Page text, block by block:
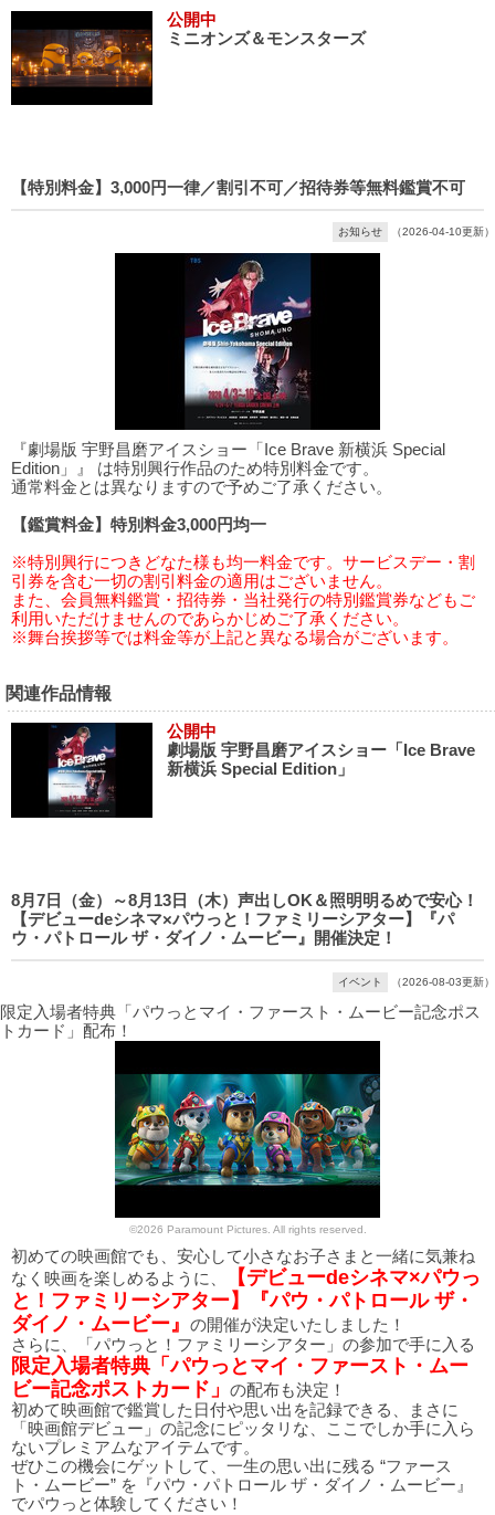
公開中
ミニオンズ＆モンスターズ
【特別料金】3,000円一律／割引不可／招待券等無料鑑賞不可
お知らせ （2026-04-10更新）
『劇場版 宇野昌磨アイスショー「Ice Brave 新横浜 Special
Edition」』 は特別興行作品のため特別料金です。
通常料金とは異なりますので予めご了承ください。
【鑑賞料金】特別料金3,000円均一
※特別興行につきどなた様も均一料金です。サービスデー・割
引券を含む一切の割引料金の適用はございません。
また、会員無料鑑賞・招待券・当社発行の特別鑑賞券などもご
利用いただけませんのであらかじめご了承ください。
※舞台挨拶等では料金等が上記と異なる場合がございます。
関連作品情報
公開中
劇場版 宇野昌磨アイスショー「Ice Brave
新横浜 Special Edition」
8月7日（金）～8月13日（木）声出しOK＆照明明るめで安心！
【デビューdeシネマ×パウっと！ファミリーシアター】『パ
ウ・パトロール ザ・ダイノ・ムービー』開催決定！
イベント （2026-08-03更新）
限定入場者特典「パウっとマイ・ファースト・ムービー記念ポス
トカード」配布！
©2026 Paramount Pictures. All rights reserved.
初めての映画館でも、安心して小さなお子さまと一緒に気兼ね
なく映画を楽しめるように、
【デビューdeシネマ×パウっ
と！ファミリーシアター】『パウ・パトロール ザ・
ダイノ・ムービー』
の開催が決定いたしました！
さらに、「パウっと！ファミリーシアター」の参加で手に入る
限定入場者特典「パウっとマイ・ファースト・ムー
ビー記念ポストカード」
の配布も決定！
初めて映画館で鑑賞した日付や思い出を記録できる、まさに
「映画館デビュー」の記念にピッタリな、ここでしか手に入ら
ないプレミアムなアイテムです。
ぜひこの機会にゲットして、一生の思い出に残る “ファース
ト・ムービー” を『パウ・パトロール ザ・ダイノ・ムービー』
でパウっと体験してください！